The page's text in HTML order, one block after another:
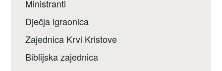
Ministranti
Dječja igraonica
Zajednica Krvi Kristove
Biblijska zajednica